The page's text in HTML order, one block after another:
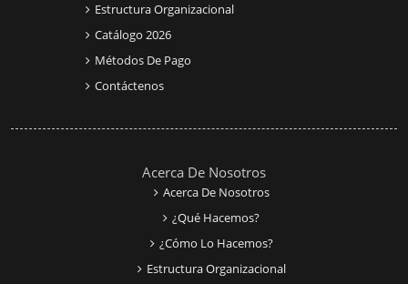
Estructura Organizacional
Catálogo 2026
Métodos De Pago
Contáctenos
Acerca De Nosotros
Acerca De Nosotros
¿Qué Hacemos?
¿Cómo Lo Hacemos?
Estructura Organizacional